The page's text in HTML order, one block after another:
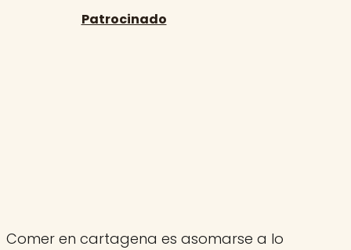
Comer en cartagena es asomarse a lo